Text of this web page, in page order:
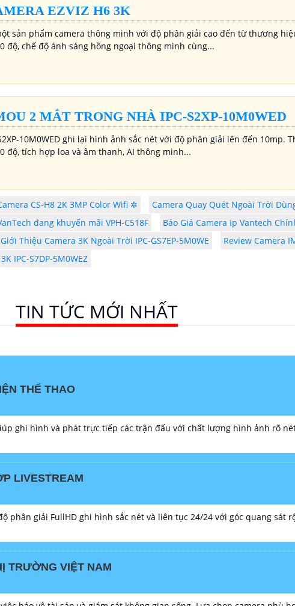
EZVIZ H6 3K
sản phẩm camera thông minh với độ phân giải cao đến từ thương
độ, chế độ ánh sáng hồng ngoại thông minh cùng...
2 MẮT TRONG NHÀ IPC-S2XP-10M0WED
10M0WED ghi lại hình ảnh sắc nét với độ phân giải lên đến 10mp.
độ, tích hợp loa và âm thanh, AI thông minh...
CS-H8 2K 3MP Color Wifi ✲
Camera Quay Quét Ngoài Trời
đang khuyến mãi VPH-C518F Báo Giá Camera Ip Vantech
Giới Thiệu Camera 3K Ngoài Trời IPC-GS7EP-5M0WE
Review Camera
IPC-S7DP-5M0WEZ
TIN TỨC MỚI NHẤT
THỂ THAO
ghi hình và phát trực tiếp các trận đấu với chất lượng hình ảnh rõ
LIVESTREAM
phân giải FullHD ghi hình sắc nét và liên tục 24/24 với góc quang sát
TRƯỜNG VIỆT NAM